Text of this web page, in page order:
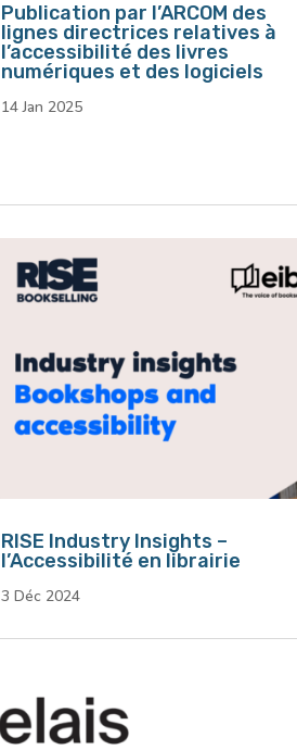
Publication par l’ARCOM des
lignes directrices relatives à
l’accessibilité des livres
numériques et des logiciels
14 Jan 2025
RISE Industry Insights –
l’Accessibilité en librairie
3 Déc 2024